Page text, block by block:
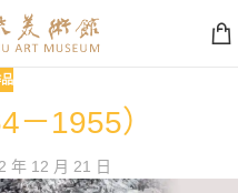
－1955）
年 12 月 21 日